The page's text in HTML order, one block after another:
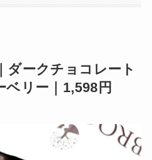
ダークチョコレート
ベリー｜1,598円